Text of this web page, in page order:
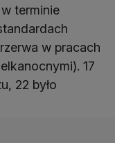
terminie
w pracach
17
22 było